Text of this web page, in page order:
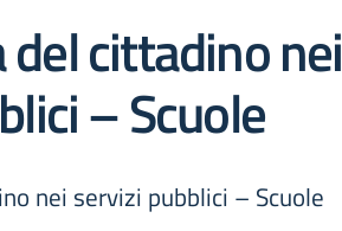
del cittadino nei
– Scuole
nei servizi pubblici – Scuole